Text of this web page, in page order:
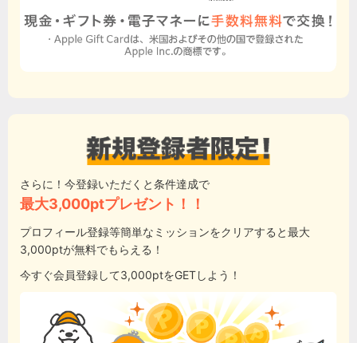
さらに！今登録いただくと条件達成で
最大3,000ptプレゼント！！
プロフィール登録等簡単なミッションをクリアすると最大
3,000ptが無料でもらえる！
今すぐ会員登録して3,000ptをGETしよう！